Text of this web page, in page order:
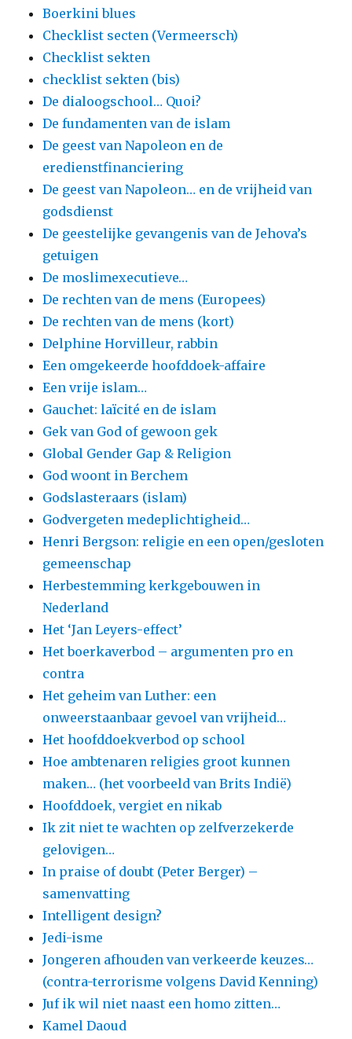
Boerkini blues
Checklist secten (Vermeersch)
Checklist sekten
checklist sekten (bis)
De dialoogschool… Quoi?
De fundamenten van de islam
De geest van Napoleon en de
eredienstfinanciering
De geest van Napoleon… en de vrijheid van
godsdienst
De geestelijke gevangenis van de Jehova’s
getuigen
De moslimexecutieve…
De rechten van de mens (Europees)
De rechten van de mens (kort)
Delphine Horvilleur, rabbin
Een omgekeerde hoofddoek-affaire
Een vrije islam…
Gauchet: laïcité en de islam
Gek van God of gewoon gek
Global Gender Gap & Religion
God woont in Berchem
Godslasteraars (islam)
Godvergeten medeplichtigheid…
Henri Bergson: religie en een open/gesloten
gemeenschap
Herbestemming kerkgebouwen in
Nederland
Het ‘Jan Leyers-effect’
Het boerkaverbod – argumenten pro en
contra
Het geheim van Luther: een
onweerstaanbaar gevoel van vrijheid…
Het hoofddoekverbod op school
Hoe ambtenaren religies groot kunnen
maken… (het voorbeeld van Brits Indië)
Hoofddoek, vergiet en nikab
Ik zit niet te wachten op zelfverzekerde
gelovigen…
In praise of doubt (Peter Berger) –
samenvatting
Intelligent design?
Jedi-isme
Jongeren afhouden van verkeerde keuzes…
(contra-terrorisme volgens David Kenning)
Juf ik wil niet naast een homo zitten…
Kamel Daoud